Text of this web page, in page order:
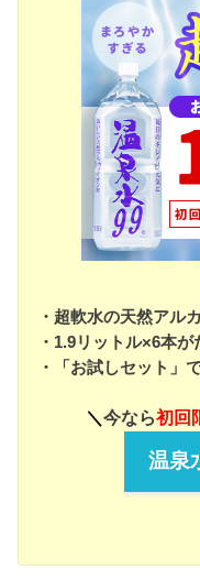
・超軟水の天然アル
・1.9リットル×6本
・「お試しセット」
＼ 今なら初回
温泉